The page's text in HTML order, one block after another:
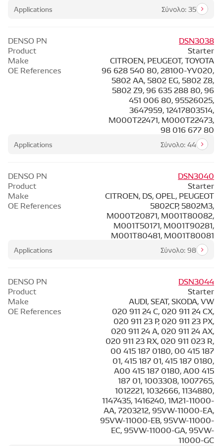
Applications Σύνολο: 35
DENSO PN
DSN3038
Product
Starter
Make
CITROEN, PEUGEOT, TOYOTA
Applications Σύνολο: 44
OE References
96 628 540 80, 28100-YV020,
5802 AA, 5802 EG, 5802 Z8,
5802 Z9, 96 635 288 80, 96
451 006 80, 95526025,
3647959, 12417803514,
M000T22471, M000T22473,
98 016 677 80
DENSO PN
DSN3040
Product
Starter
Make
CITROEN, DS, OPEL, PEUGEOT
Applications Σύνολο: 98
OE References
5802CP, 5802M3,
M000T20871, M001T80082,
M001T50171, M001T90281,
M001T80481, M001T80081
DENSO PN
DSN3044
Product
Starter
Make
AUDI, SEAT, SKODA, VW
OE References
020 911 24 C, 020 911 24 CX,
020 911 23 P, 020 911 23 PX,
020 911 24 A, 020 911 24 AX,
020 911 23 RX, 020 911 023 R,
00 415 187 0180, 00 415 187
01, 415 187 01, 415 187 0180,
A00 415 187 0180, A00 415
187 01, 1003308, 1007765,
1012221, 1032666, 1134880,
1147435, 1416240, 1M21-11000-
AA, 7203212, 95VW-11000-EA,
95VW-11000-EB, 95VW-11000-
EC, 95VW-11000-GA, 95VW-
11000-GC